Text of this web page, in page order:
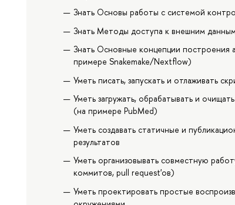
Знать Основы работы с системой
Знать Методы доступа к внешним данным
Знать Основные концепции построения
примере Snakemake/Nextflow)
Уметь писать, запускать и отлаживать
Уметь загружать, обрабатывать и
(на примере PubMed)
Уметь создавать статичные и
результатов
Уметь организовывать совместную
коммитов, pull request'ов)
Уметь проектировать простые